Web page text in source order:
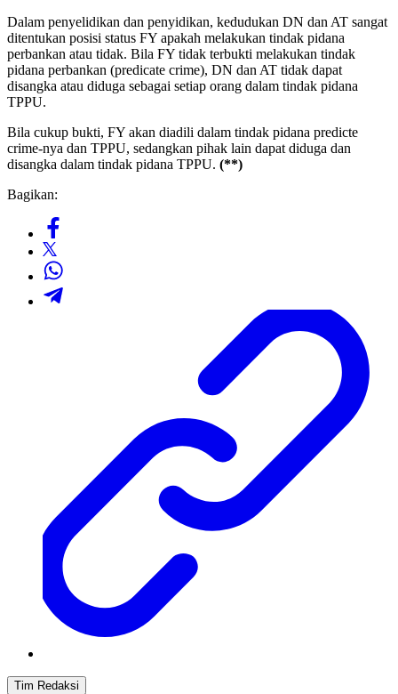
Dalam penyelidikan dan penyidikan, kedudukan DN dan AT sangat
ditentukan posisi status FY apakah melakukan tindak pidana
perbankan atau tidak. Bila FY tidak terbukti melakukan tindak
pidana perbankan (predicate crime), DN dan AT tidak dapat
disangka atau diduga sebagai setiap orang dalam tindak pidana
TPPU.
Bila cukup bukti, FY akan diadili dalam tindak pidana predicte
crime-nya dan TPPU, sedangkan pihak lain dapat diduga dan
disangka dalam tindak pidana TPPU. (**)
Bagikan:
Tim Redaksi